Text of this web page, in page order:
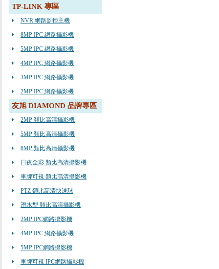
TP-LINK 專區
NVR 網路監控主機
8MP IPC 網路攝影機
5MP IPC 網路攝影機
4MP IPC 網路攝影機
3MP IPC 網路攝影機
2MP IPC 網路攝影機
友旭 DIAMOND 品牌專區
2MP 類比高清攝影機
5MP 類比高清攝影機
8MP 類比高清攝影機
日夜全彩 類比高清攝影機
車牌可視 類比高清攝影機
PTZ 類比高清快速球
潛水型 類比高清攝影機
2MP IPC網路攝影機
4MP IPC 網路攝影機
5MP IPC網路攝影機
車牌可視 IPC網路攝影機